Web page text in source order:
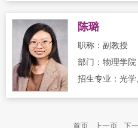
陈璐
职称：副教授
部门：物理学院
招生专业：光
首页 上一页 下